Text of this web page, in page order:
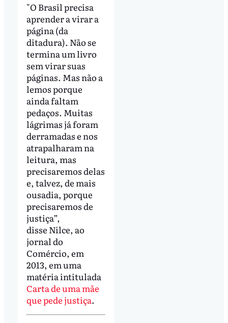
"O Brasil precisa
aprender a virar a
página (da
ditadura). Não se
termina um livro
sem virar suas
páginas. Mas não a
lemos porque
ainda faltam
pedaços. Muitas
lágrimas já foram
derramadas e nos
atrapalharam na
leitura, mas
precisaremos delas
e, talvez, de mais
ousadia, porque
precisaremos de
justiça”,
disse Nilce, ao
jornal do
Comércio, em
2013, em uma
matéria intitulada
Carta de uma mãe
que pede justiça.